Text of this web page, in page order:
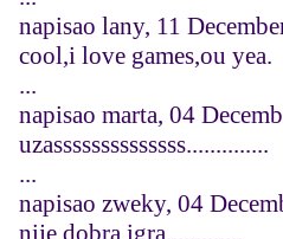
napisao lany, 11
cool,i love games,ou yea.
...
napisao marta, 04
uzassssssssssssss..............
...
napisao zweky, 04
nije dobra igra.............